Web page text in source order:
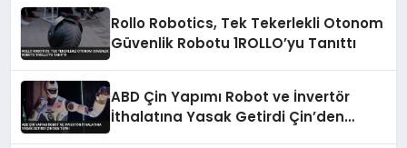
Rollo Robotics, Tek Tekerlekli Otonom
Güvenlik Robotu 1ROLLO’yu Tanıttı
ABD Çin Yapımı Robot ve İnvertör
İthalatına Yasak Getirdi Çin’den